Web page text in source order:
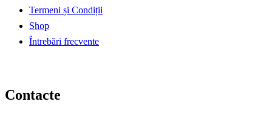
Termeni și Condiții
Shop
Întrebări frecvente
Contacte